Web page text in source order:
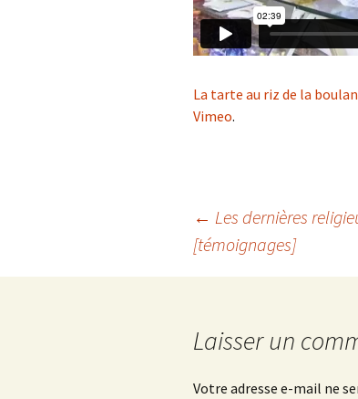
La tarte au riz de la
Vimeo.
Navigation
des
← Les dernières
[témoignages]
Laisser un
Votre adresse e-mail ne